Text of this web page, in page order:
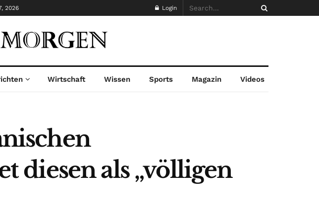
2026 Login
Wirtschaft Wissen Sports Magazin Videos
diesen als „völligen